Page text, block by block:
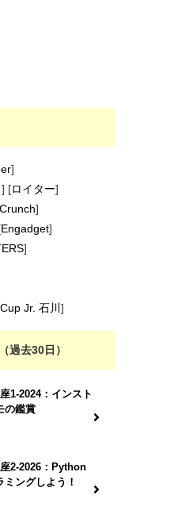
]
] [ロイター]
]
Engadget]
]
Jr. 石川 ]
過去30日）
1-2024：インスト
の鑑賞
2-2026：Python
ミングしよう！